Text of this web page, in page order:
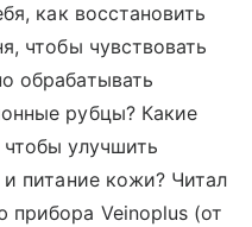
как восстановить
чтобы чувствовать
обрабатывать
рубцы? Какие
улучшить
питание кожи? Читал
Veinoplus (от